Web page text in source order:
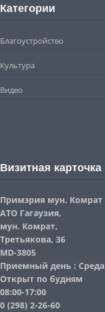
Категории
Благоустройство
Культура
Видео
Визитная карточка
Примэрия мун. Комрат
АТО Гагаузия,
мун. Комрат,
Третьякова, 36
MD-3805
Приемный день : Среда
Открыт по будням
08:00-17:00
0 (298) 2-26-60